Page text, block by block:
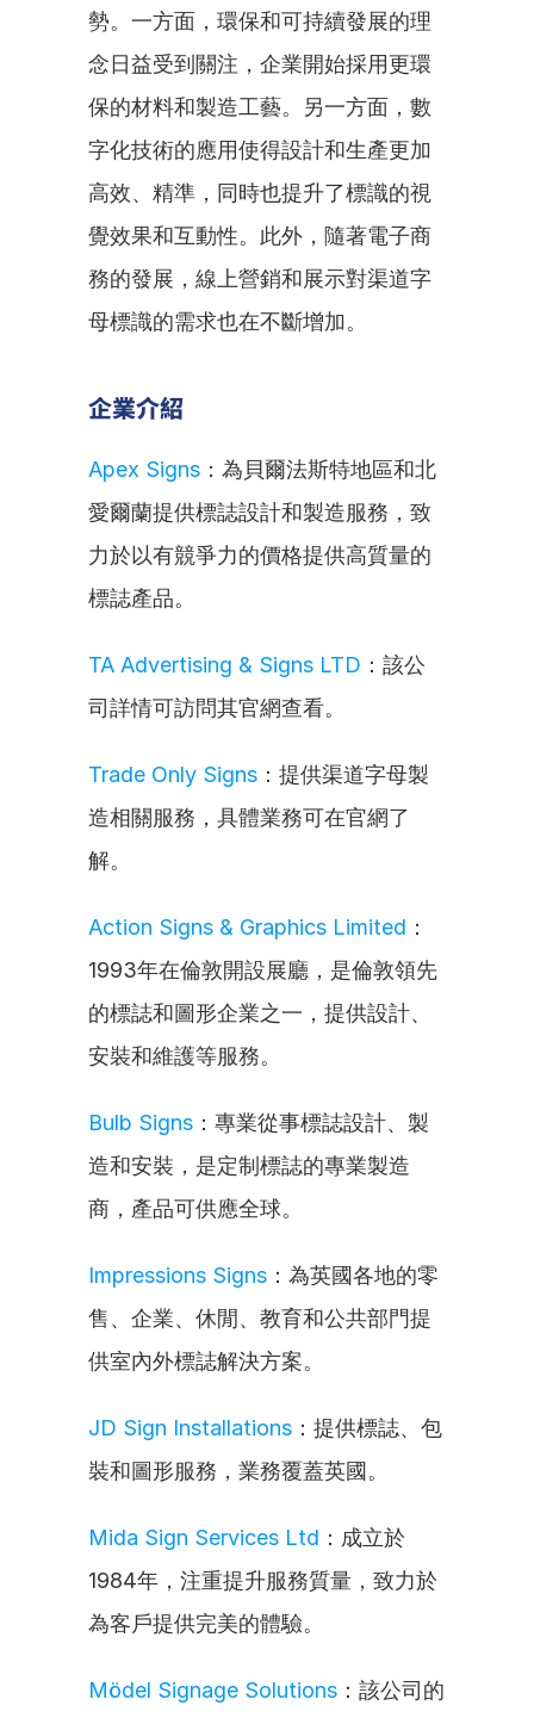
勢。一方面，環保和可持續發展的理
念日益受到關注，企業開始採用更環
保的材料和製造工藝。另一方面，數
字化技術的應用使得設計和生產更加
高效、精準，同時也提升了標識的視
覺效果和互動性。此外，隨著電子商
務的發展，線上營銷和展示對渠道字
母標識的需求也在不斷增加。
企業介紹
Apex Signs ：為貝爾法斯特地區和北
愛爾蘭提供標誌設計和製造服務，致
力於以有競爭力的價格提供高質量的
標誌產品。
TA Advertising & Signs LTD ：該公
司詳情可訪問其官網查看。
Trade Only Signs ：提供渠道字母製
造相關服務，具體業務可在官網了
解。
Action Signs & Graphics Limited ：
1993年在倫敦開設展廳，是倫敦領先
的標誌和圖形企業之一，提供設計、
安裝和維護等服務。
Bulb Signs ：專業從事標誌設計、製
造和安裝，是定制標誌的專業製造
商，產品可供應全球。
Impressions Signs ：為英國各地的零
售、企業、休閒、教育和公共部門提
供室內外標誌解決方案。
JD Sign Installations ：提供標誌、包
裝和圖形服務，業務覆蓋英國。
Mida Sign Services Ltd ：成立於
1984年，注重提升服務質量，致力於
為客戶提供完美的體驗。
Mödel Signage Solutions ：該公司的